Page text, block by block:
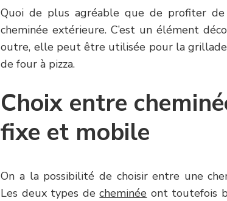
Quoi de plus agréable que de profiter
cheminée extérieure. C’est un élément
outre, elle peut être utilisée pour la
de four à pizza.
Choix entre
fixe et mobile
On a la possibilité de choisir entre une
Les deux types decheminée ont toutefois